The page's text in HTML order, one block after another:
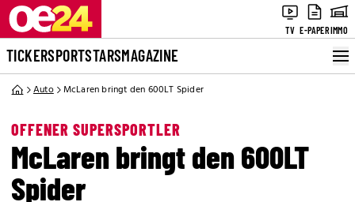
TV E-PAPERIMMO
TICKERSPORTSTARSMAGAZINE
Auto McLaren bringt den 600LT Spider
OFFENER SUPERSPORTLER
McLaren bringt den 600LT
Spider